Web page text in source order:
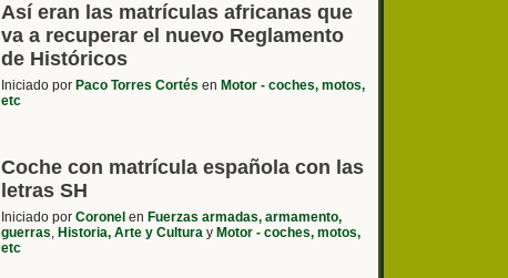
Así eran las matrículas africanas que
va a recuperar el nuevo Reglamento
de Históricos
Iniciado por Paco Torres Cortés en Motor - coches, motos,
etc
Coche con matrícula española con las
letras SH
Iniciado porCoronel en Fuerzas armadas, armamento,
guerras, Historia, Arte y Cultura y Motor - coches, motos,
etc